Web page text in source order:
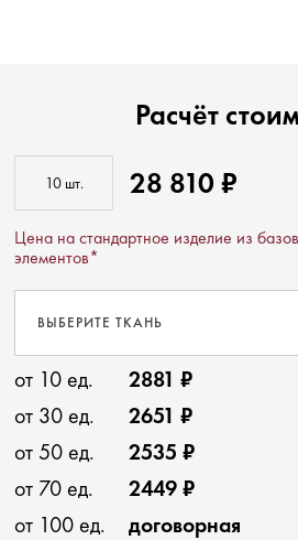
Расчёт
28 810 ₽
Цена на стандартное изделие из
элементов*
ВЫБЕРИТЕ ТКАНЬ
от 10 ед.
2881 ₽
от 30 ед.
2651 ₽
от 50 ед.
2535 ₽
от 70 ед.
2449 ₽
от 100 ед.
договорная